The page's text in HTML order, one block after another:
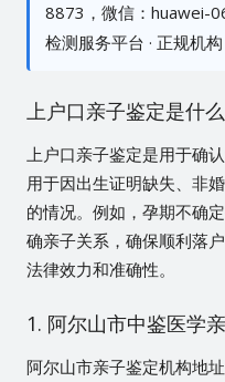
8873，微信：huawei-
检测服务平台 · 正规机构
上户口亲子鉴定是什么
上户口亲子鉴定是用于确
用于因出生证明缺失、非
的情况。例如，孕期不确
确亲子关系，确保顺利落
法律效力和准确性。
1. 阿尔山市中鉴医学
阿尔山市亲子鉴定机构地